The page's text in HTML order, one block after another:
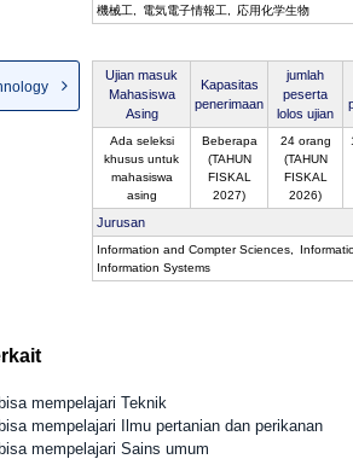
機械工 電気電子情報工 応用化学生物
Ujian masuk
Mahasiswa
Asing
Kapasitas
penerimaan
jumlah
peserta
lolos ujian
Ada seleksi
khusus untuk
mahasiswa
asing
Beberapa
(TAHUN
FISKAL
2027)
24 orang
(TAHUN
FISKAL
2026)
Jurusan
Information and Compter Sciences
Information Systems
mempelajari Teknik
mempelajari Ilmu pertanian dan perikanan
mempelajari Sains umum